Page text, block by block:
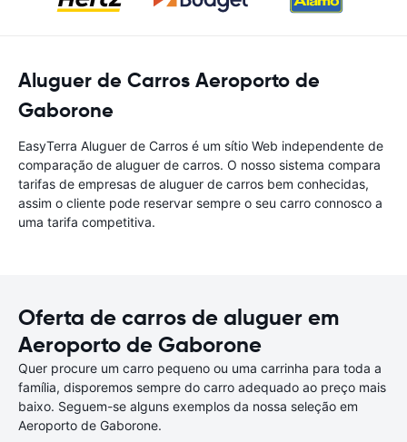
Aluguer de Carros Aeroporto de
Gaborone
EasyTerra Aluguer de Carros é um sítio Web independente de
comparação de aluguer de carros. O nosso sistema compara
tarifas de empresas de aluguer de carros bem conhecidas,
assim o cliente pode reservar sempre o seu carro connosco a
uma tarifa competitiva.
Oferta de carros de aluguer em
Aeroporto de Gaborone
Quer procure um carro pequeno ou uma carrinha para toda a
família, disporemos sempre do carro adequado ao preço mais
baixo. Seguem-se alguns exemplos da nossa seleção em
Aeroporto de Gaborone.